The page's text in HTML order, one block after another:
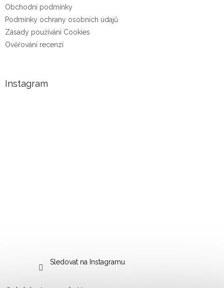
Obchodní podmínky
Podmínky ochrany osobních údajů
Zásady používání Cookies
Ověřování recenzí
Instagram
Sledovat na Instagramu